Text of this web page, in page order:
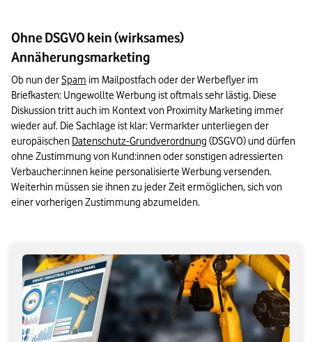
Ohne DSGVO kein (wirksames)
Annäherungsmarketing
Ob nun der Spam im Mailpostfach oder der Werbeflyer im
Briefkasten: Ungewollte Werbung ist oftmals sehr lästig. Diese
Diskussion tritt auch im Kontext von Proximity Marketing immer
wieder auf. Die Sachlage ist klar: Vermarkter unterliegen der
europäischen Datenschutz-Grundverordnung (DSGVO) und dürfen
ohne Zustimmung von Kund:innen oder sonstigen adressierten
Verbaucher:innen keine personalisierte Werbung versenden.
Weiterhin müssen sie ihnen zu jeder Zeit ermöglichen, sich von
einer vorherigen Zustimmung abzumelden.